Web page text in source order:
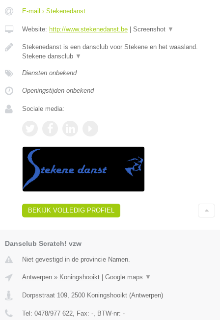
E-mail › Stekenedanst
Website: http://www.stekenedanst.be | Screenshot ▼
Stekenedanst is een dansclub voor Stekene en het waasland.
Stekene dansclub ▼
Diensten onbekend
Openingstijden onbekend
Sociale media:
BEKIJK VOLLEDIG PROFIEL
Dansclub Scratch! vzw
Niet gevestigd in de provincie Namen.
Antwerpen » Koningshooikt Google maps ▼
Dorpsstraat 109 2500 Koningshooikt (Antwerpen)
Tel: 0478/977 622 , Fax: - , BTW-nr: -